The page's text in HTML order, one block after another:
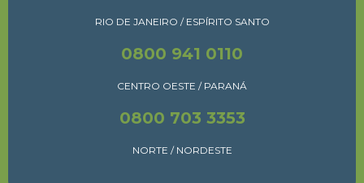
RIO DE JANEIRO / ESPÍRITO SANTO
0800 941 0110
CENTRO OESTE / PARANÁ
0800 703 3353
NORTE / NORDESTE